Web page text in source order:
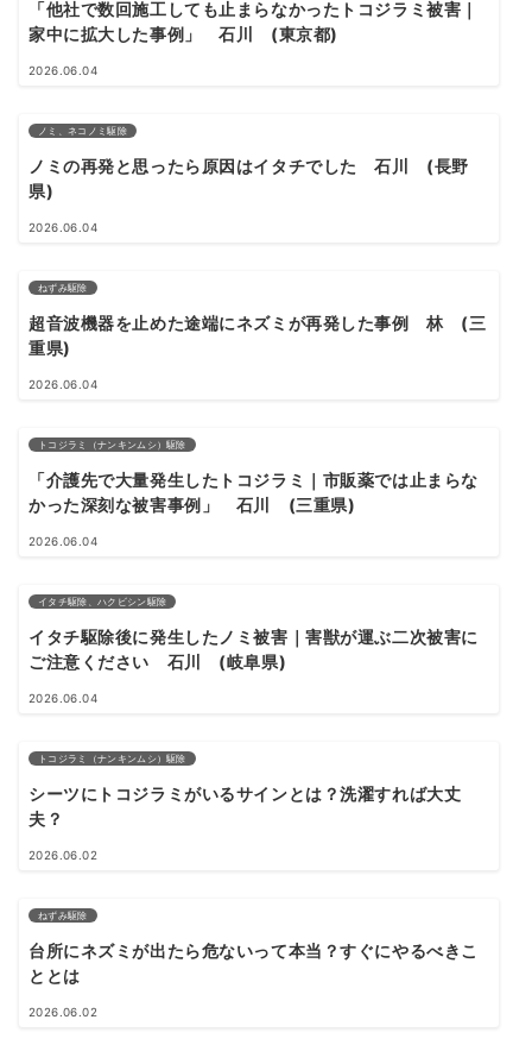
「他社で数回施工しても止まらなかったトコジラミ被害｜
家中に拡大した事例」 石川 (東京都)
2026.06.04
ノミ、ネコノミ駆除
ノミの再発と思ったら原因はイタチでした 石川 (長野
県)
2026.06.04
ねずみ駆除
超音波機器を止めた途端にネズミが再発した事例 林 (三
重県)
2026.06.04
トコジラミ（ナンキンムシ）駆除
「介護先で大量発生したトコジラミ｜市販薬では止まらな
かった深刻な被害事例」 石川 (三重県)
2026.06.04
イタチ駆除、ハクビシン駆除
イタチ駆除後に発生したノミ被害｜害獣が運ぶ二次被害に
ご注意ください 石川 (岐阜県)
2026.06.04
トコジラミ（ナンキンムシ）駆除
シーツにトコジラミがいるサインとは？洗濯すれば大丈
夫？
2026.06.02
ねずみ駆除
台所にネズミが出たら危ないって本当？すぐにやるべきこ
ととは
2026.06.02